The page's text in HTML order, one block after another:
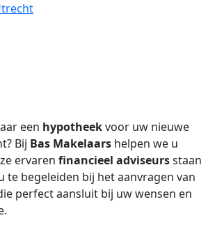
een hypotheekvoor uw nieuwe
Bij Bas Makelaars helpen we u
ervaren financieel adviseursstaan
te begeleiden bij het aanvragen van
perfect aansluit bij uw wensen en